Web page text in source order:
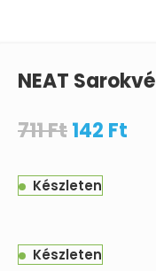
NEAT
711Ft142 Ft
Készleten
Készleten